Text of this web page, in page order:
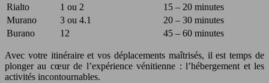
Rialto
1 ou 2
15 – 20 minutes
Murano
3 ou 4.1
20 – 30 minutes
Burano
12 45 – 60 minutes
Avec votre itinéraire et vos déplacements maîtrisés, il est temps de
plonger au cœur de l’expérience vénitienne : l’hébergement et les
activités incontournables.